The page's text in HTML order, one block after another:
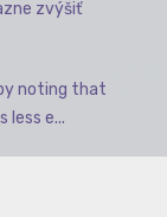
zvýšiť
noting that
less e...